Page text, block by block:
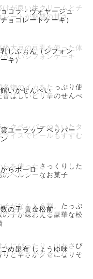
コラ・ヴォヤージュ
ョコレートケーキ）
けが良い生クリームとチ
レートが魅惑の甘さ
しふぉん（シフォン
キ）
級大豆の豆乳を使った体
さしいシフォンケーキ
いかせんべい
名物のイカをたっぷり使
香ばしいピリ辛のせんべ
ユーラップ ペッパー
ックペッパーのきいたタ
ライスでビールもすすむ
らボーロ
らを使ったさっくりした
のヘルシーなお菓子
の子 黄金松前
子がなんと６割。たっぷ
の子が味わえる豪華な松
め昆布 しょうゆ味
んにぴったり。山わさび
りと辛さがクセになりそ